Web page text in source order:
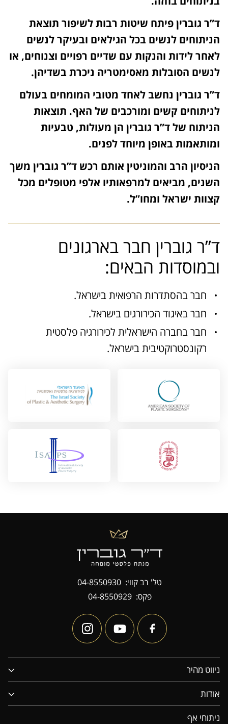
ד”ר גוברין פיתח שיטות רבות לשיפור תוצאת
הניתוחים לנשים בכל הגילאים ובעיקר לנשים
לאחר לידות והנקות עם שדיים רפויים וצנוחים, או
לנשים הסובלות מאסימטריה ניכרת בשדיהן.
ד”ר גוברין נחשב לאחד מטובי המומחים בעולם
לניתוחים קשים ומורכבים של האף. תוצאות
הניתוח של ד”ר גוברין הן מעולות, טבעיות
ומותאמות באופן מיוחד לפנים.
הניסיון הרב והמוניטין אותם רכש ד”ר גוברין משך
השנים, מביאים למרפאותיו אלפי מטופלים מכל
קצוות ישראל ומחו”ל.
ד”ר גוברין חבר בארגונים
ובמוסדות הבאים:
חבר בהסתדרות הרפואית בישראל.
חבר באיגוד הכירורגים בישראל.
חבר בחברה הישראלית לכירורגיה פלסטית
רקונסטרוקטיבית בישראל.
טל' רב קווי: 04-8550930
פקס: 04-8550929
ניווט מהיר
אודות
ניתוחי אף